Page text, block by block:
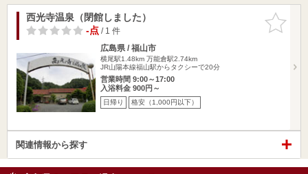
お気に入
りに追加
西光寺温泉（閉館しました）
-点/ 1 件
広島県 / 福山市
横尾駅1.48km 万能倉駅2.74km
JR山陽本線福山駅からタクシーで20分
営業時間 9:00～17:00
入浴料金 900円～
日帰り 格安（1,000円以下）
関連情報から探す